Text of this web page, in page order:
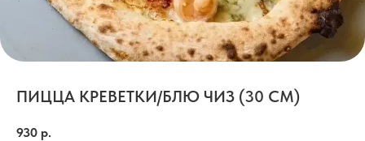
ПИЦЦА КРЕВЕТКИ/БЛЮ ЧИЗ (30 СМ)
930 р.